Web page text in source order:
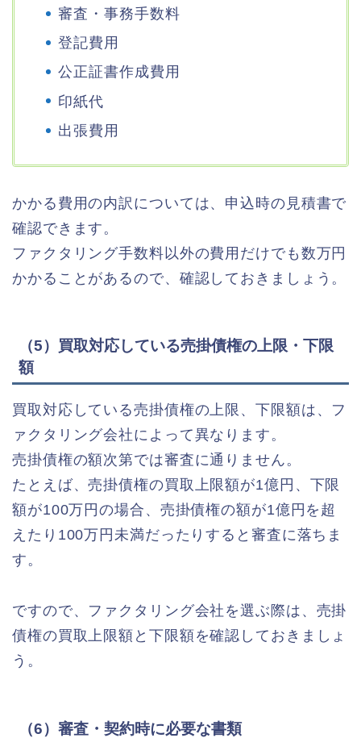
審査・事務手数料
登記費用
公正証書作成費用
印紙代
出張費用
かかる費用の内訳については、申込時の見積書で
確認できます。
ファクタリング手数料以外の費用だけでも数万円
かかることがあるので、確認しておきましょう。
（5）買取対応している売掛債権の上限・下限
額
買取対応している売掛債権の上限、下限額は、フ
ァクタリング会社によって異なります。
売掛債権の額次第では審査に通りません。
たとえば、売掛債権の買取上限額が1億円、下限
額が100万円の場合、売掛債権の額が1億円を超
えたり100万円未満だったりすると審査に落ちま
す。
ですので、ファクタリング会社を選ぶ際は、売掛
債権の買取上限額と下限額を確認しておきましょ
う。
（6）審査・契約時に必要な書類